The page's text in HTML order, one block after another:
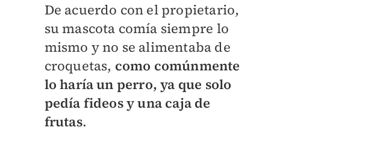
De acuerdo con el propietario,
su mascota comía siempre lo
mismo y no se alimentaba de
croquetas, como comúnmente
lo haría un perro, ya que solo
pedía fideos y una caja de
frutas.